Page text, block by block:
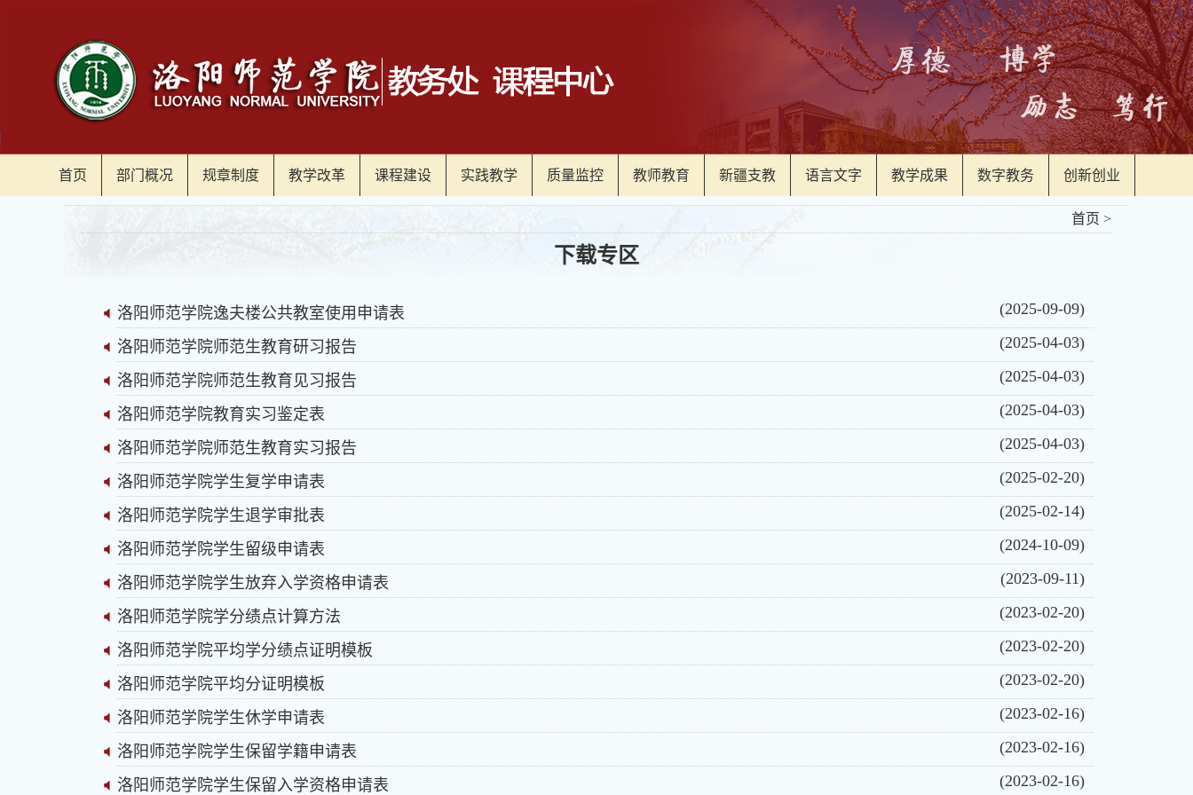
首页 部门概况 规章制度 教学改革 课程建设 实践教学 质量监控 教师教育 新疆支教 语言文字 教学成果 数字教务 创新创业
首页 >
下载专区
(2025-09-09)
洛阳师范学院逸夫楼公共教室使用申请表
(2025-04-03)
洛阳师范学院师范生教育研习报告
(2025-04-03)
洛阳师范学院师范生教育见习报告
(2025-04-03)
洛阳师范学院教育实习鉴定表
(2025-04-03)
洛阳师范学院师范生教育实习报告
(2025-02-20)
洛阳师范学院学生复学申请表
(2025-02-14)
洛阳师范学院学生退学审批表
(2024-10-09)
洛阳师范学院学生留级申请表
(2023-09-11)
洛阳师范学院学生放弃入学资格申请表
(2023-02-20)
洛阳师范学院学分绩点计算方法
(2023-02-20)
洛阳师范学院平均学分绩点证明模板
(2023-02-20)
洛阳师范学院平均分证明模板
(2023-02-16)
洛阳师范学院学生休学申请表
(2023-02-16)
洛阳师范学院学生保留学籍申请表
(2023-02-16)
洛阳师范学院学生保留入学资格申请表